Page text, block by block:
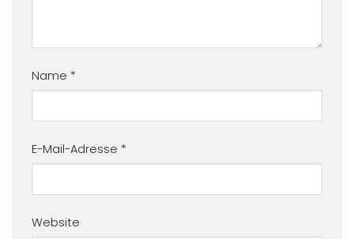
Name *
E-Mail-Adresse *
Website